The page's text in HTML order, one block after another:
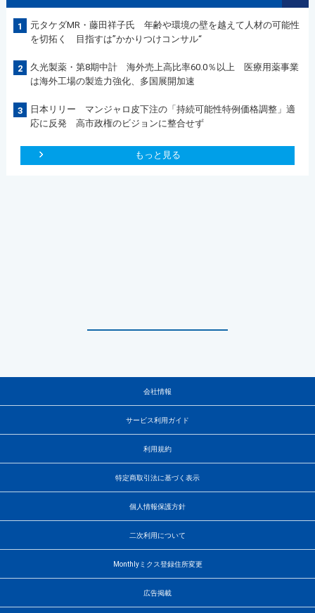
1
元タケダMR・藤田祥子氏 年齢や環境の壁を越えて人材の可能性
を切拓く 目指すは”かかりつけコンサル“
2
久光製薬・第8期中計 海外売上高比率60.0％以上 医療用薬事業
は海外工場の製造力強化、多国展開加速
3
日本リリー マンジャロ皮下注の「持続可能性特例価格調整」適
応に反発 高市政権のビジョンに整合せず
もっと見る
会社情報
サービス利用ガイド
利用規約
特定商取引法に基づく表示
個人情報保護方針
二次利用について
Monthlyミクス登録住所変更
広告掲載